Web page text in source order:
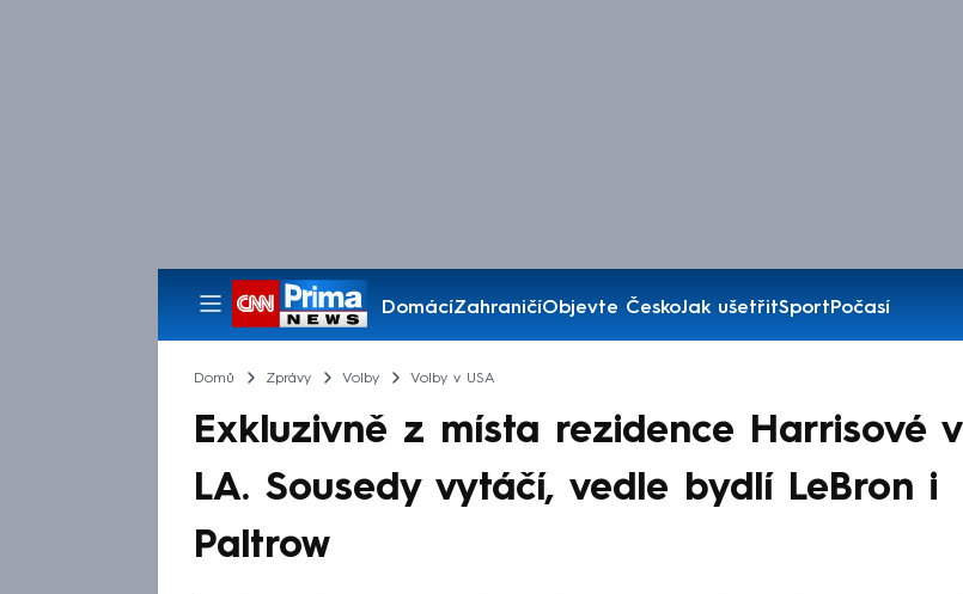
DomácíZahraničíObjevte ČeskoJak ušetřitSportPočasí
Pořady
Domů Zprávy Volby Volby v USA
Exkluzivně z místa rezidence Harrisové v
LA. Sousedy vytáčí, vedle bydlí LeBron i
Paltrow